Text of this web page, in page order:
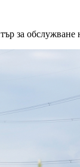
за обслужване